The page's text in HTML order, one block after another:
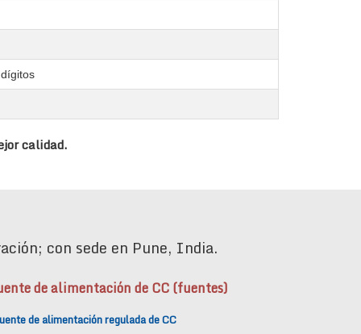
calidad.
con sede en Pune, India.
de alimentación de CC (fuentes)
de alimentación regulada de CC